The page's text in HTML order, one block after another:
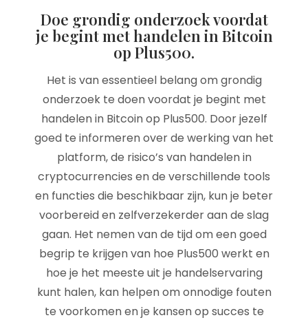
Doe grondig onderzoek voordat
je begint met handelen in Bitcoin
op Plus500.
Het is van essentieel belang om grondig
onderzoek te doen voordat je begint met
handelen in Bitcoin op Plus500. Door jezelf
goed te informeren over de werking van het
platform, de risico’s van handelen in
cryptocurrencies en de verschillende tools
en functies die beschikbaar zijn, kun je beter
voorbereid en zelfverzekerder aan de slag
gaan. Het nemen van de tijd om een goed
begrip te krijgen van hoe Plus500 werkt en
hoe je het meeste uit je handelservaring
kunt halen, kan helpen om onnodige fouten
te voorkomen en je kansen op succes te